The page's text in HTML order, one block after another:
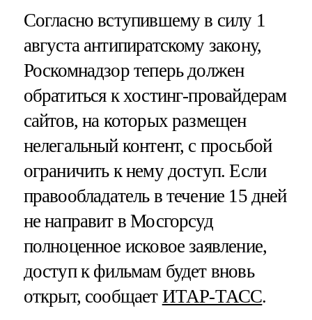
Согласно вступившему в силу 1
августа антипиратскому закону,
Роскомнадзор теперь должен
обратиться к хостинг-провайдерам
сайтов, на которых размещен
нелегальный контент, с просьбой
ограничить к нему доступ. Если
правообладатель в течение 15 дней
не направит в Мосгорсуд
полноценное исковое заявление,
доступ к фильмам будет вновь
открыт, сообщает ИТАР-ТАСС.